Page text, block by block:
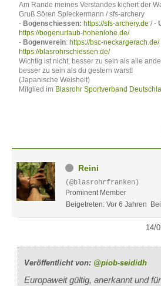
Am Rande meines Verstandes kichert der
Gruß Sören Spieckermann / sfs-archery
- Bogenschiessen: https://sfs-archery.de / -
https://bogenurlaub-hohenlohe.de/
- Bogenverein: https://bsc-neckargerach.de/
https://blasrohrschiessen.de/
Wichtig ist nicht, besser zu sein als alle
besser zu sein als du gestern warst!
(Japanische Weisheit)
Mitglied im Blasrohr Sportverband
Reini
(@blasrohrfranken)
Prominent Member
Beigetreten: Vor 6 Jahren
14/
Veröffentlicht von: @piob-seididh
Europaweit gültig, anerkannt und